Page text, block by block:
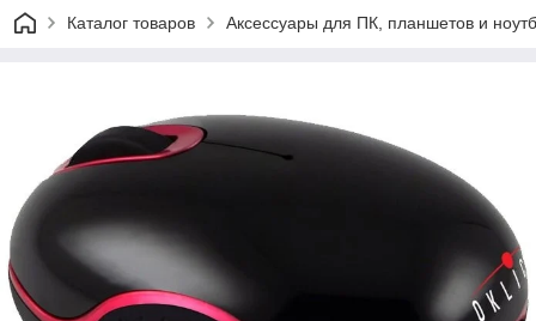
Каталог товаров Аксессуары для ПК, планшетов и